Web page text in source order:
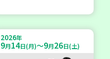
2026年
9月14日(月)～9月26日(土)